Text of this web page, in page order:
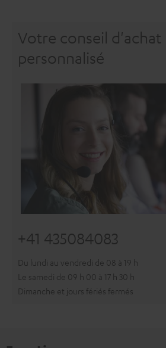
Votre conseil d'achat
personnalisé
+41 435084083
Du lundi au vendredi de 08 à 19 h
Le samedi de 09 h 00 à 17 h 30 h
Dimanche et jours fériés fermés